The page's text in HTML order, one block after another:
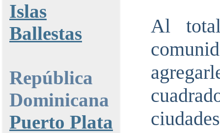
Islas
Ballestas
República
Dominicana
Puerto Plata
Al